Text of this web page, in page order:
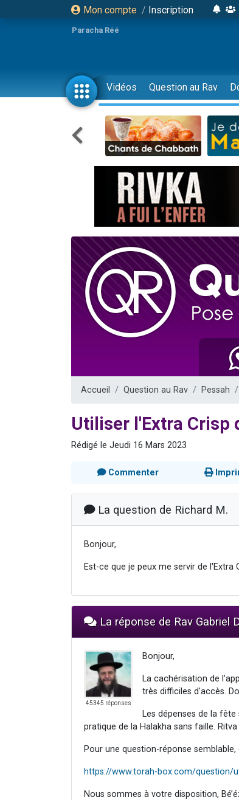
Mon compte / Inscription
2
6
4
4
3
2
Paracha Réé
Vidéos Question au Rav
Accueil Question au Rav Pessah
Utiliser l'Extra Crisp
Rédigé le Jeudi 16 Mars 2023
Commenter
La question de Richard M.
Bonjour,
Est-ce que je peux me servir de l'Extra
La réponse de Rav Gabriel
45345 réponses
Bonjour,
La cachérisation de
très difficiles d'accès.
Les dépenses de la
pratique de la Halakha sans faille.
Pour une question-réponse
https://www.torah-box.com/question/
Nous sommes à votre disposition,